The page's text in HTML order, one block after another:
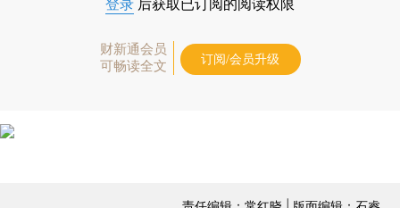
登录 后获取已订阅的阅读权限
财新通会员
可畅读全文
订阅/会员升级